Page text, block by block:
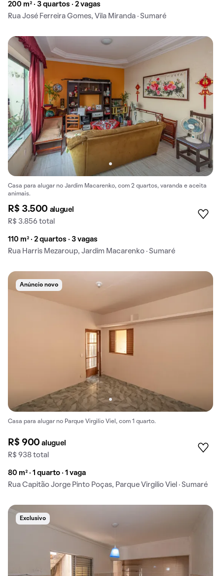
200 m² · 3 quartos · 2 vagas
Rua José Ferreira Gomes, Vila Miranda · Sumaré
Casa para alugar no Jardim Macarenko, com 2 quartos, varanda e aceita
animais.
R$ 3.500 aluguel
R$ 3.856 total
110 m² · 2 quartos · 3 vagas
Rua Harris Mezaroup, Jardim Macarenko · Sumaré
Anúncio novo
Casa para alugar no Parque Virgilio Viel, com 1 quarto.
R$ 900aluguel
R$ 938 total
80 m² · 1 quarto · 1 vaga
Rua Capitão Jorge Pinto Poças, Parque Virgilio Viel · Sumaré
Exclusivo